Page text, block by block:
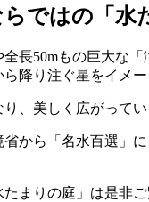
ではの「水
長50mもの巨大な
降り注ぐ星をイメ
、美しく広がって
から「名水百選」
まりの庭」は是非